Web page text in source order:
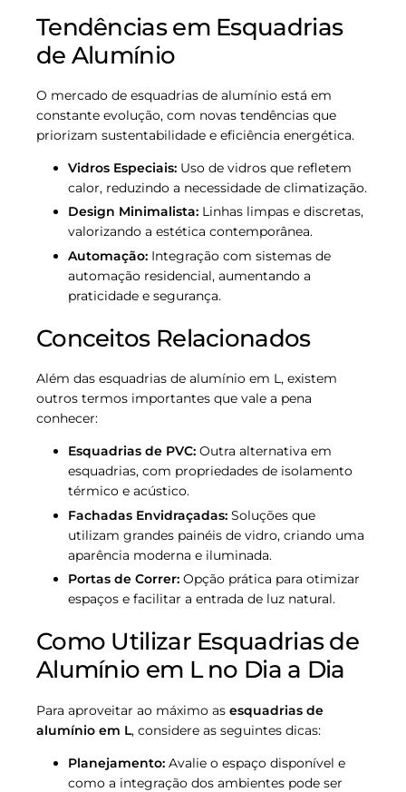
Tendências em Esquadrias
de Alumínio
O mercado de esquadrias de alumínio está em
constante evolução, com novas tendências que
priorizam sustentabilidade e eficiência energética.
Vidros Especiais: Uso de vidros que refletem
calor, reduzindo a necessidade de climatização.
Design Minimalista: Linhas limpas e discretas,
valorizando a estética contemporânea.
Automação: Integração com sistemas de
automação residencial, aumentando a
praticidade e segurança.
Conceitos Relacionados
Além das esquadrias de alumínio em L, existem
outros termos importantes que vale a pena
conhecer:
Esquadrias de PVC: Outra alternativa em
esquadrias, com propriedades de isolamento
térmico e acústico.
Fachadas Envidraçadas: Soluções que
utilizam grandes painéis de vidro, criando uma
aparência moderna e iluminada.
Portas de Correr: Opção prática para otimizar
espaços e facilitar a entrada de luz natural.
Como Utilizar Esquadrias de
Alumínio em L no Dia a Dia
Para aproveitar ao máximo as esquadrias de
alumínio em L, considere as seguintes dicas:
Planejamento: Avalie o espaço disponível e
como a integração dos ambientes pode ser